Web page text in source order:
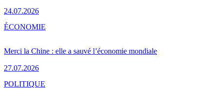
24.07.2026
Merci la Chine : elle a sauvé l’économie mondiale
27.07.2026
ÉCONOMIE
POLITIQUE